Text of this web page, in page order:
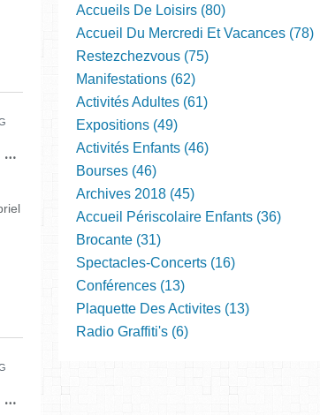
ET SI ON REGARDAIT UN COURT MÉTRAGE... N°50
ET SI ON REGARDAIT UN COURT MÉTRAGE... N°49
Accueils De Loisirs (80)
Accueil Du Mercredi Et Vacances (78)
Restezchezvous (75)
Manifestations (62)
Activités Adultes (61)
Expositions (49)
Activités Enfants (46)
Bourses (46)
Archives 2018 (45)
Accueil Périscolaire Enfants (36)
Brocante (31)
Spectacles-Concerts (16)
Conférences (13)
Plaquette Des Activites (13)
Radio Graffiti's (6)